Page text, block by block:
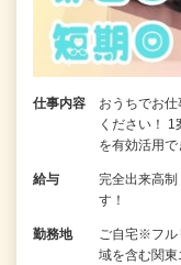
仕事内容
おうちでお
ください！
を有効活用
給与
完全出来高
す！
勤務地
ご自宅※フ
域を含む関